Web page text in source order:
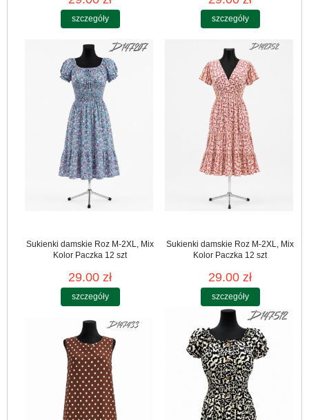
szczegóły szczegóły
Sukienki damskie Roz M-2XL, Mix
Kolor Paczka 12 szt
29.00 zł
szczegóły
Sukienki damskie Roz M-2XL, Mix
Kolor Paczka 12 szt
29.00 zł
szczegóły